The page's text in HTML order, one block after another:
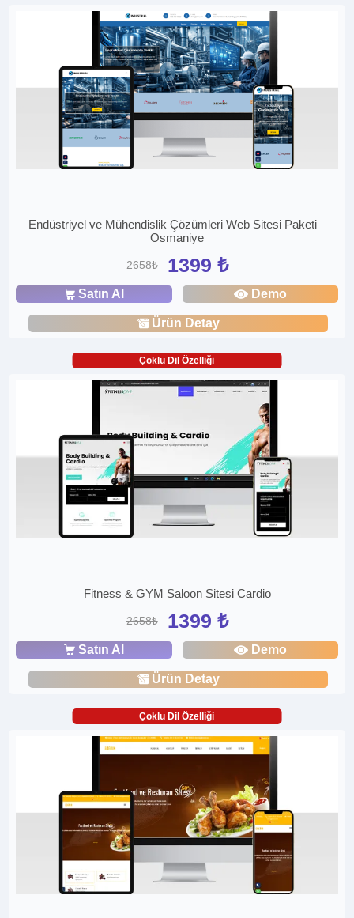
Endüstriyel ve Mühendislik Çözümleri Web Sitesi Paketi –
Osmaniye
2658₺ 1399 ₺
Satın Al Demo
Ürün Detay
Çoklu Dil Özelliği
Fitness & GYM Saloon Sitesi Cardio
2658₺ 1399 ₺
Satın Al Demo
Ürün Detay
Çoklu Dil Özelliği